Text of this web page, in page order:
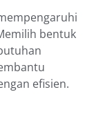
bentuk
efisien.